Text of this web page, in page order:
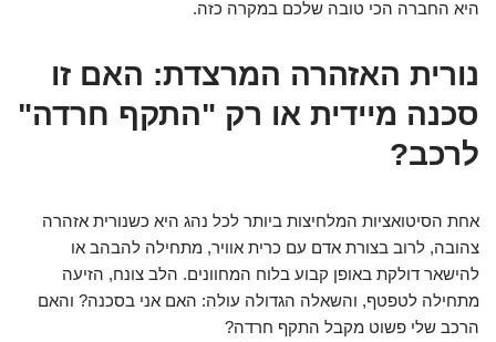
היא החברה הכי טובה שלכם במקרה כזה.
נורית האזהרה המרצדת: האם זו
סכנה מיידית או רק "התקף חרדה"
לרכב?
אחת הסיטואציות המלחיצות ביותר לכל נהג היא כשנורית אזהרה
צהובה, לרוב בצורת אדם עם כרית אוויר, מתחילה להבהב או
להישאר דולקת באופן קבוע בלוח המחוונים. הלב צונח, הזיעה
מתחילה לטפטף, והשאלה הגדולה עולה: האם אני בסכנה? והאם
הרכב שלי פשוט מקבל התקף חרדה?